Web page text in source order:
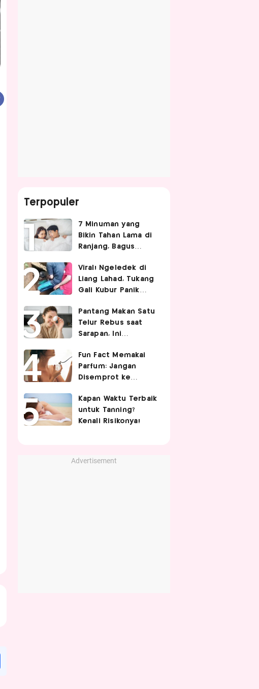
Terpopuler
7 Minuman yang
Bikin Tahan Lama di
Ranjang, Bagus
Hubungan Intim
Viral! Ngeledek di
Liang Lahad, Tukang
Gali Kubur Panik
Pantang Makan Satu
Telur Rebus saat
Sarapan, Ini
Ahli Gizi!
Fun Fact Memakai
Parfum: Jangan
Disemprot ke
Golden Time
Memakainya!
Kapan Waktu Terbaik
untuk Tanning?
Kenali Risikonya!
Advertisement